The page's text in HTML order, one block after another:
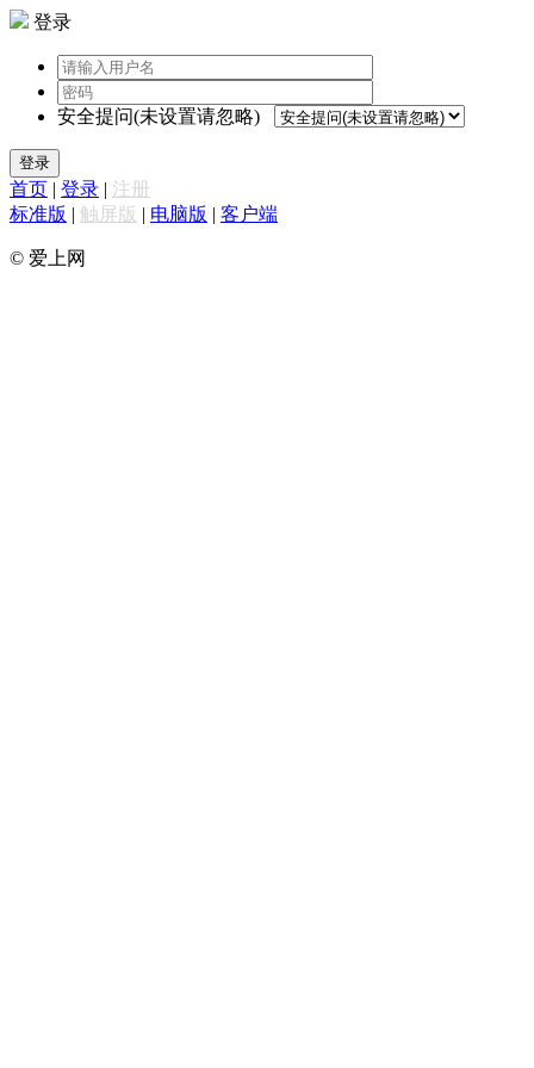
登录
安全提问(未设置请忽略)
登录
首页 | 登录 | 注册
标准版 | 触屏版 | 电脑版 | 客户端
© 爱上网